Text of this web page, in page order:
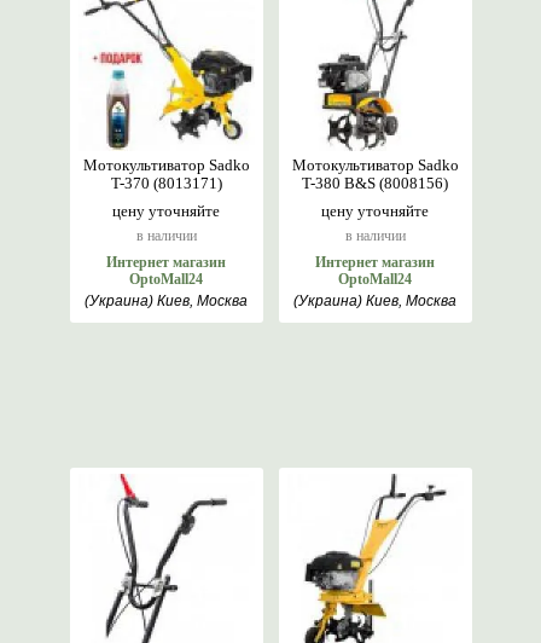
цену уточняйте
в наличии
Мотокультиватор Sadko
T-370 (8013171)
Интернет магазин
OptoMall24
(Украина) Киев, Москва
цену уточняйте
в наличии
Мотокультиватор Sadko
T-380 B&S (8008156)
Интернет магазин
OptoMall24
(Украина) Киев, Москва